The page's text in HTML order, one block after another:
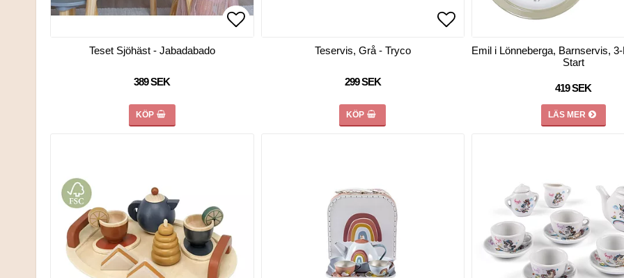
Lägg till i favoritlistan
Lägg till i favoritlistan
Teset Sjöhäst - Jabadabado
389 SEK
KÖP
Lägg till i favoritlistan
Lägg till i favoritlistan
Teservis, Grå - Tryco
299 SEK
KÖP
Emil i Lönneberga, Barnservis,
Start
419 SEK
LÄS MER